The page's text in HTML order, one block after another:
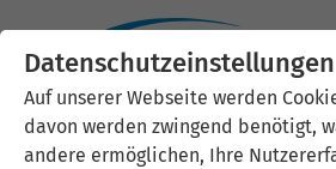
Datenschutzeinstellungen
Auf unserer Webseite werden
davon werden zwingend benötigt,
andere ermöglichen, Ihre
Büroeinheit im